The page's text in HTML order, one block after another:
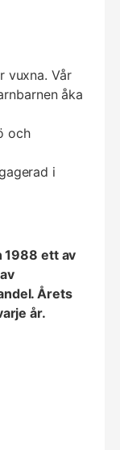
vuxna. Vår
åka
och
i
1988 ett av
Årets
år.